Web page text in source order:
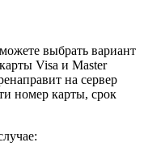
выбрать вариант
Visa и Master
на сервер
номер карты, срок